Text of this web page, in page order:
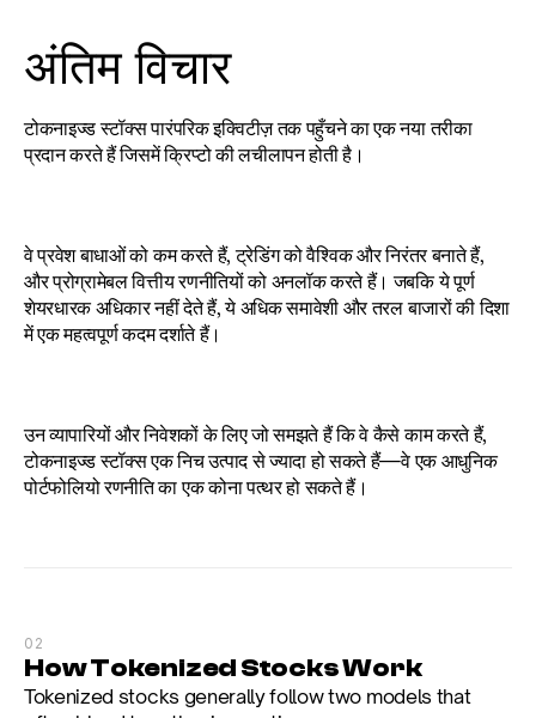
अंतिम विचार
टोकनाइज्ड स्टॉक्स पारंपरिक इक्विटीज़ तक पहुँचने का एक नया तरीका
प्रदान करते हैं जिसमें क्रिप्टो की लचीलापन होती है।
वे प्रवेश बाधाओं को कम करते हैं, ट्रेडिंग को वैश्विक और निरंतर बनाते हैं,
और प्रोग्रामेबल वित्तीय रणनीतियों को अनलॉक करते हैं। जबकि ये पूर्ण
शेयरधारक अधिकार नहीं देते हैं, ये अधिक समावेशी और तरल बाजारों की दिशा
में एक महत्वपूर्ण कदम दर्शाते हैं।
उन व्यापारियों और निवेशकों के लिए जो समझते हैं कि वे कैसे काम करते हैं,
टोकनाइज्ड स्टॉक्स एक निच उत्पाद से ज्यादा हो सकते हैं—वे एक आधुनिक
पोर्टफोलियो रणनीति का एक कोना पत्थर हो सकते हैं।
02
How Tokenized Stocks Work
Tokenized stocks generally follow two models that